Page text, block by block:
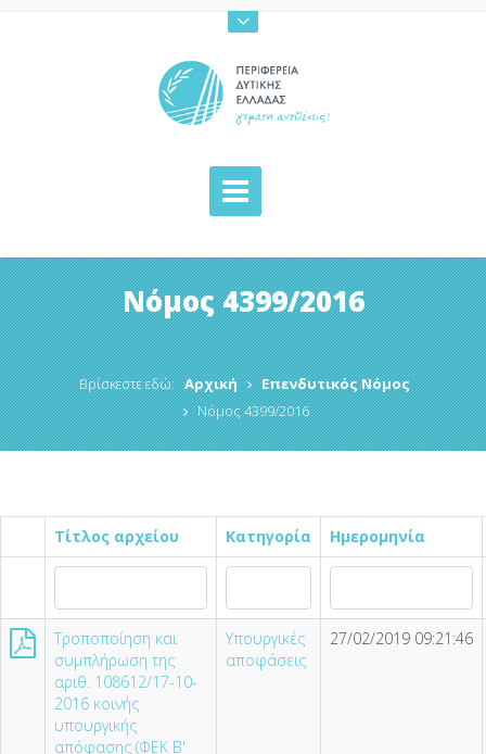
Νόμος 4399/2016
Βρίσκεστε εδώ: Αρχική
Επενδυτικός Νόμος
Νόμος 4399/2016
Τίτλος αρχείου Κατηγορία Ημερομηνία
Τροποποίηση και
συμπλήρωση της
αριθ. 108612/17-10-
2016 κοινής
υπουργικής
απόφασης (ΦΕΚ Β'
Υπουργικές
αποφάσεις
27/02/2019 09:21:46